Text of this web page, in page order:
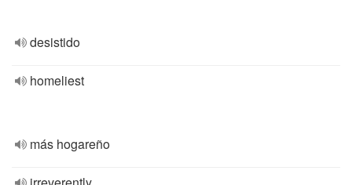
desistido
homeliest
más hogareño